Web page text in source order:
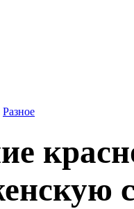
Разное